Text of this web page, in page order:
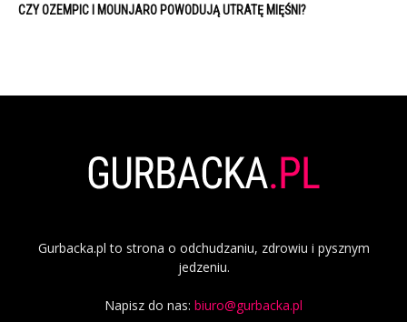
CZY OZEMPIC I MOUNJARO POWODUJĄ UTRATĘ MIĘŚNI?
Gurbacka.pl to strona o odchudzaniu, zdrowiu i pysznym
jedzeniu.
Napisz do nas: biuro@gurbacka.pl